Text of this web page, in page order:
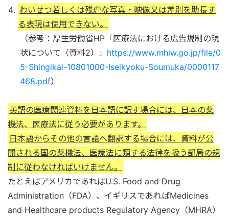
わいせつ若しくは残虐な写真・映像又は差別を助長す
る表現は使用できない。
（参考：厚生労働省HP「医療法における広告規制の現
状について（資料2）」 https://www.mhlw.go.jp/file/0
5-Shingikai-10801000-Iseikyoku-Soumuka/0000117
468.pdf）
英語の医療関連資料を日本語に訳す場合には、日本の薬
機法、医療法に従う必要があります。
日本語からその他の言語へ翻訳する場合には、資料が公
開される国の薬機法、医療法に類する法律を扱う部局の規
制に従わなければいけません。
たとえばアメリカであればU.S. Food and Drug
Administration（FDA）、イギリスであればMedicines
and Healthcare products Regulatory Agency（MHRA）